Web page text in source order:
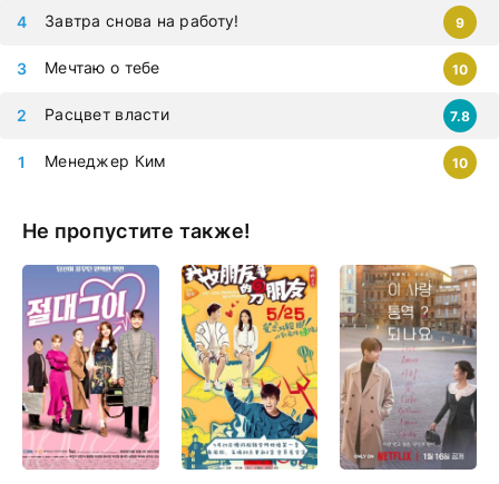
Менеджер Ким 10
Расцвет власти 7.8
Мечтаю о тебе 10
Завтра снова на работу! 9
Не пропустите также!